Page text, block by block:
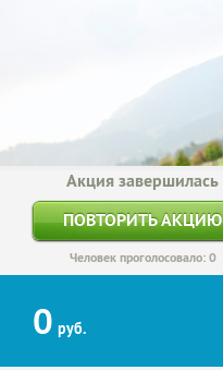
Акция завершилась
ПОВТОРИТЬ АКЦИЮ
Человек проголосовало: 0
0 руб.